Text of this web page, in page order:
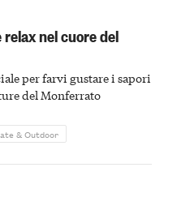
nel cuore del
per farvi gustare i sapori
del Monferrato
& Outdoor